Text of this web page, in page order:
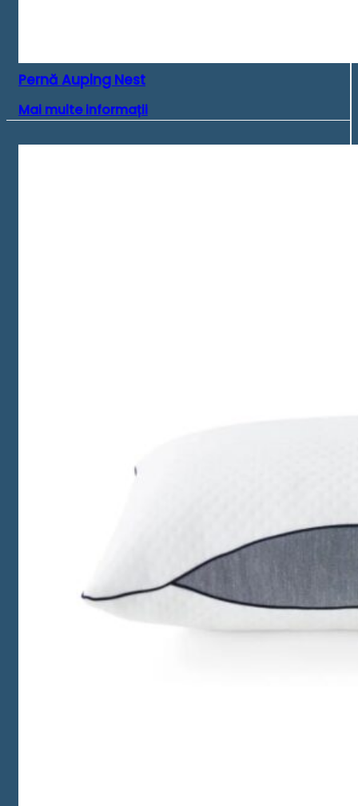
Pernă Auping Nest
Mai multe informații